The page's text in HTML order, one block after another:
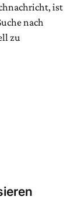
ist
nach
zu